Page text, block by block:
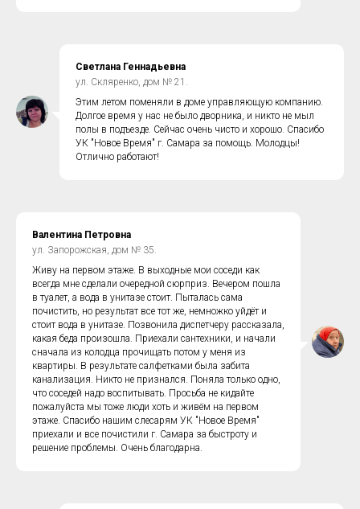
Светлана Геннадьевна
ул. Скляренко, дом № 21.
Этим летом поменяли в доме управляющую компанию.
Долгое время у нас не было дворника, и никто не мыл
полы в подъезде. Сейчас очень чисто и хорошо. Спасибо
УК "Новое Время" г. Самара за помощь. Молодцы!
Отлично работают!
Валентина Петровна
ул. Запорожская, дом № 35.
Живу на первом этаже. В выходные мои соседи как
всегда мне сделали очередной сюрприз. Вечером пошла
в туалет, а вода в унитазе стоит. Пыталась сама
почистить, но результат все тот же, немножко уйдёт и
стоит вода в унитазе. Позвонила диспетчеру рассказала,
какая беда произошла. Приехали сантехники, и начали
сначала из колодца прочищать потом у меня из
квартиры. В результате салфетками была забита
канализация. Никто не признался. Поняла только одно,
что соседей надо воспитывать. Просьба не кидайте
пожалуйста мы тоже люди хоть и живём на первом
этаже. Спасибо нашим слесарям УК "Новое Время"
приехали и все почистили г. Самара за быстроту и
решение проблемы. Очень благодарна.